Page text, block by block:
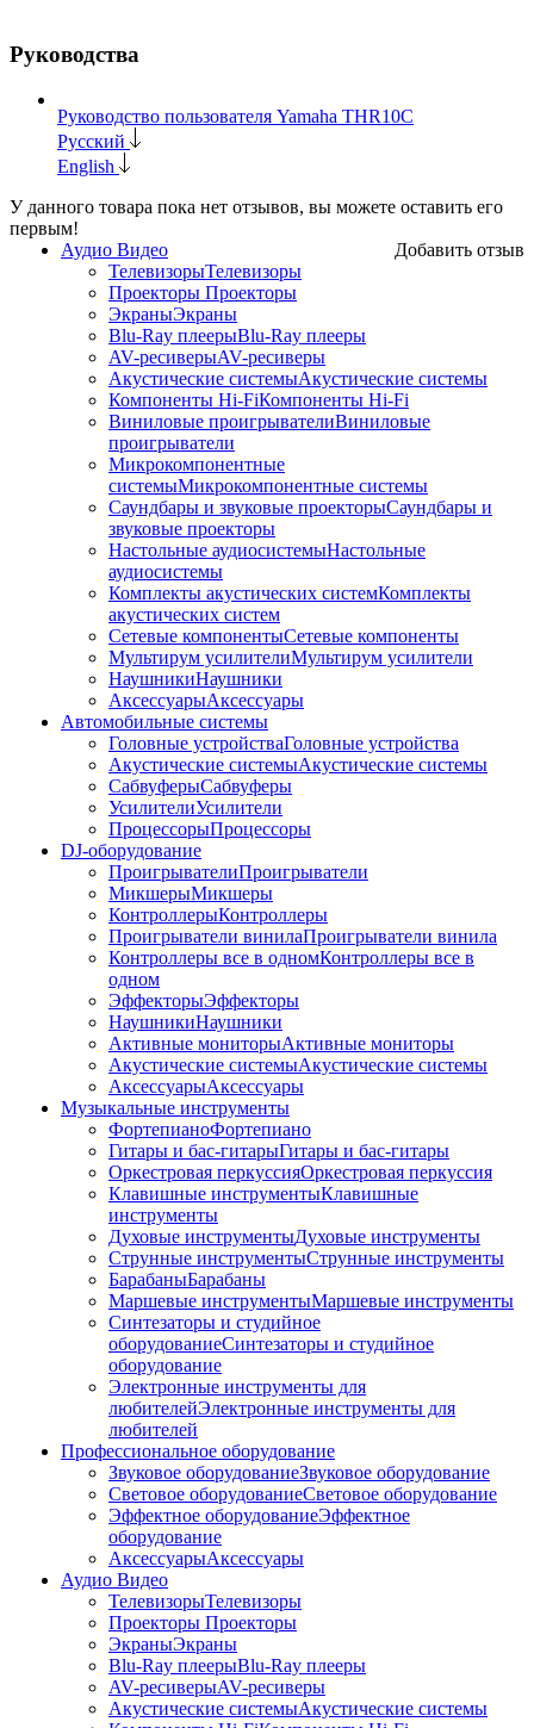
Руководства
Руководство пользователя Yamaha THR10C
Русский
English
У данного товара пока нет отзывов, вы можете оставить его
первым!
Добавить отзыв
Аудио Видео
ТелевизорыТелевизоры
Проекторы Проекторы
ЭкраныЭкраны
Blu-Ray плеерыBlu-Ray плееры
AV-ресиверыAV-ресиверы
Акустические системыАкустические системы
Компоненты Hi-FiКомпоненты Hi-Fi
Виниловые проигрывателиВиниловые
проигрыватели
Микрокомпонентные
системыМикрокомпонентные системы
Саундбары и звуковые проекторыСаундбары и
звуковые проекторы
Настольные аудиосистемыНастольные
аудиосистемы
Комплекты акустических системКомплекты
акустических систем
Сетевые компонентыСетевые компоненты
Мультирум усилителиМультирум усилители
НаушникиНаушники
АксессуарыАксессуары
Автомобильные системы
Головные устройстваГоловные устройства
Акустические системыАкустические системы
СабвуферыСабвуферы
УсилителиУсилители
ПроцессорыПроцессоры
DJ-оборудование
ПроигрывателиПроигрыватели
МикшерыМикшеры
КонтроллерыКонтроллеры
Проигрыватели винилаПроигрыватели винила
Контроллеры все в одномКонтроллеры все в
одном
ЭффекторыЭффекторы
НаушникиНаушники
Активные мониторыАктивные мониторы
Акустические системыАкустические системы
АксессуарыАксессуары
Музыкальные инструменты
ФортепианоФортепиано
Гитары и бас-гитарыГитары и бас-гитары
Оркестровая перкуссияОркестровая перкуссия
Клавишные инструментыКлавишные
инструменты
Духовые инструментыДуховые инструменты
Струнные инструментыСтрунные инструменты
БарабаныБарабаны
Маршевые инструментыМаршевые инструменты
Синтезаторы и студийное
оборудованиеСинтезаторы и студийное
оборудование
Электронные инструменты для
любителейЭлектронные инструменты для
любителей
Профессиональное оборудование
Звуковое оборудованиеЗвуковое оборудование
Световое оборудованиеСветовое оборудование
Эффектное оборудованиеЭффектное
оборудование
АксессуарыАксессуары
Аудио Видео
ТелевизорыТелевизоры
Проекторы Проекторы
ЭкраныЭкраны
Blu-Ray плеерыBlu-Ray плееры
AV-ресиверыAV-ресиверы
Акустические системыАкустические системы